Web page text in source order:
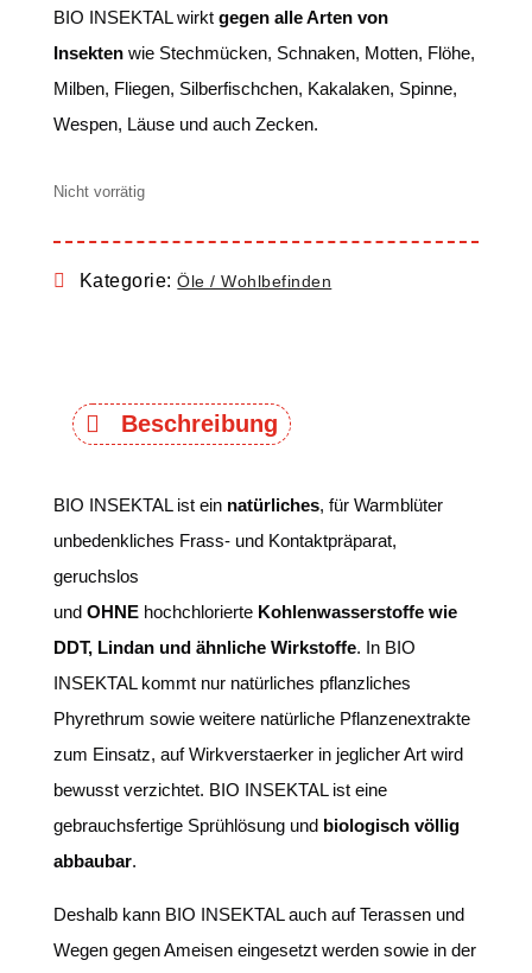
BIO INSEKTAL wirkt gegen alle Arten von
Insektenwie Stechmücken, Schnaken, Motten, Flöhe,
Milben, Fliegen, Silberfischchen, Kakalaken, Spinne,
Wespen, Läuse und auch Zecken.
Nicht vorrätig
Kategorie:Öle / Wohlbefinden
Beschreibung
BIO INSEKTAL ist ein natürliches, für Warmblüter
unbedenkliches Frass- und Kontaktpräparat,
geruchslos
und OHNEhochchlorierte Kohlenwasserstoffe wie
DDT, Lindan und ähnliche Wirkstoffe. In BIO
INSEKTAL kommt nur natürliches pflanzliches
Phyrethrum sowie weitere natürliche Pflanzenextrakte
zum Einsatz, auf Wirkverstaerker in jeglicher Art wird
bewusst verzichtet. BIO INSEKTAL ist eine
gebrauchsfertige Sprühlösung und biologisch völlig
abbaubar.
Deshalb kann BIO INSEKTAL auch auf Terassen und
Wegen gegen Ameisen eingesetzt werden sowie in der